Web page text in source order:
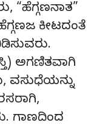
“ಹೆಗ್ಗಣನಾತ”
ಕೀಟದಂತೆ
ಅಗಣಿತವಾಗಿ
ವಸುಧೆಯನ್ನು
ಗಾಣದಿಂದ